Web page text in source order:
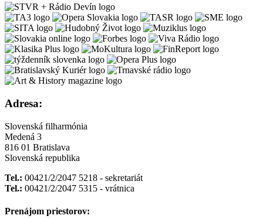
Adresa:
Slovenská filharmónia
Medená 3
816 01 Bratislava
Slovenská republika
Tel.: 00421/2/2047 5218 - sekretariát
Tel.: 00421/2/2047 5315 - vrátnica
Prenájom priestorov: